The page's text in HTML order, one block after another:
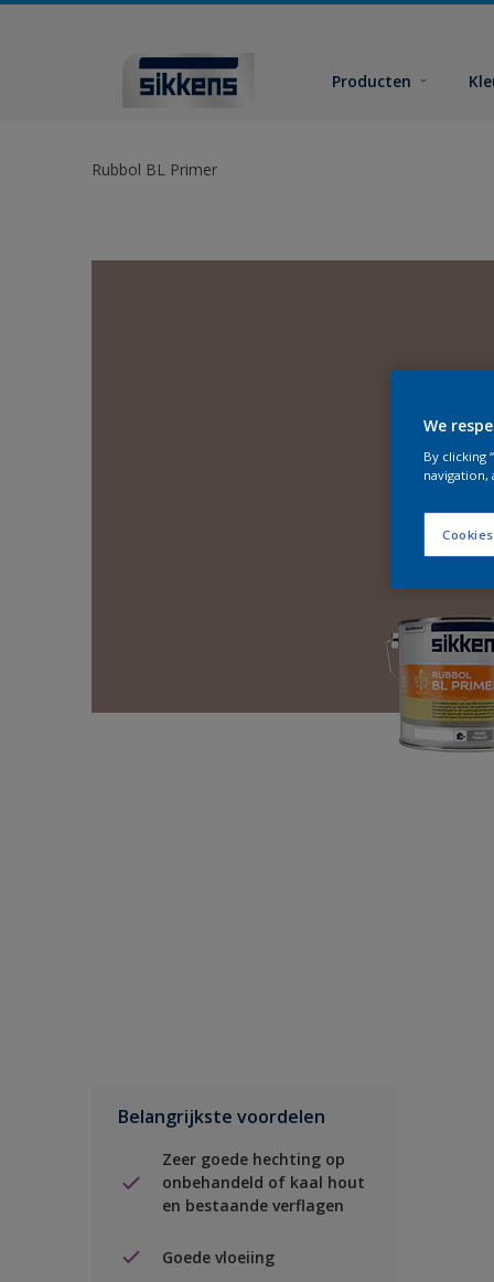
Producten
Rubbol BL Primer
Belangrijkste voordelen
Zeer goede hechting op
onbehandeld of kaal hout
en bestaande verflagen
Goede vloeiing
We
By clicking
navigation,